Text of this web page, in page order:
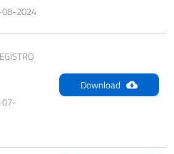
08-2024
07-
Download